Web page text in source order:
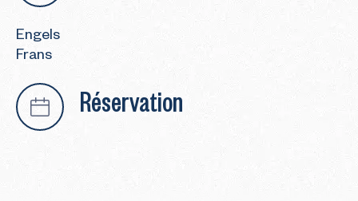
Engels
Frans
Réservation